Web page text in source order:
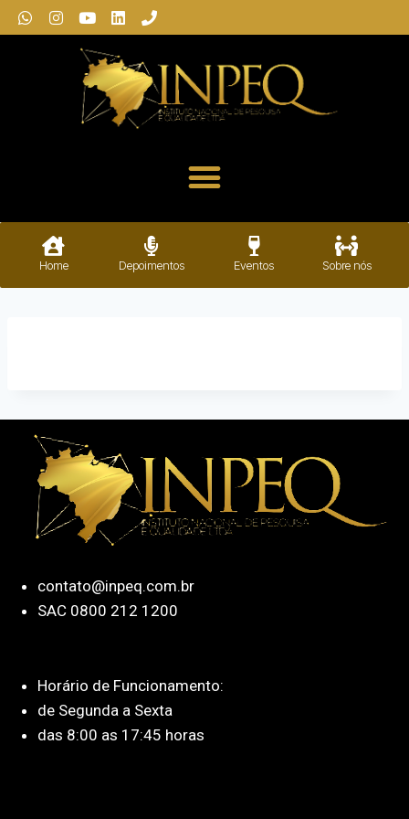
Home Depoimentos Eventos Sobre nós
contato@inpeq.com.br
SAC 0800 212 1200
Horário de Funcionamento:
de Segunda a Sexta
das 8:00 as 17:45 horas